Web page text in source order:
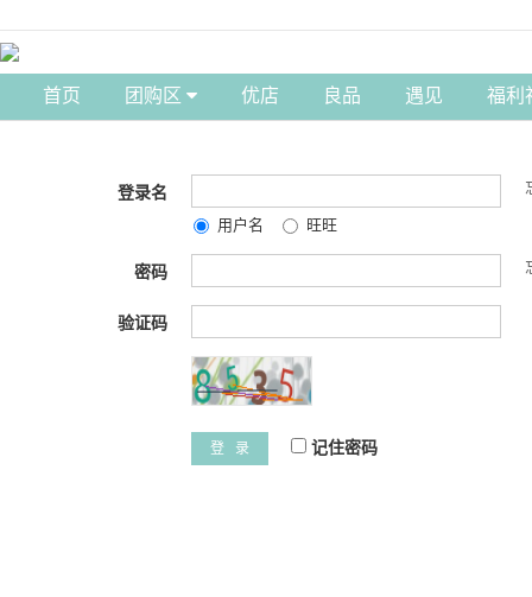
首页 团购区 优店 良品 遇见 福利
登录名
用户名 旺旺
密码
验证码
登 录 记住密码